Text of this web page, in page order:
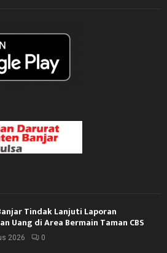
Tindak Lanjuti Laporan
Uang di Area Bermain Taman CBS
2026 0